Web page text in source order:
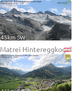
45km SW
Matrei Hintereggkogel